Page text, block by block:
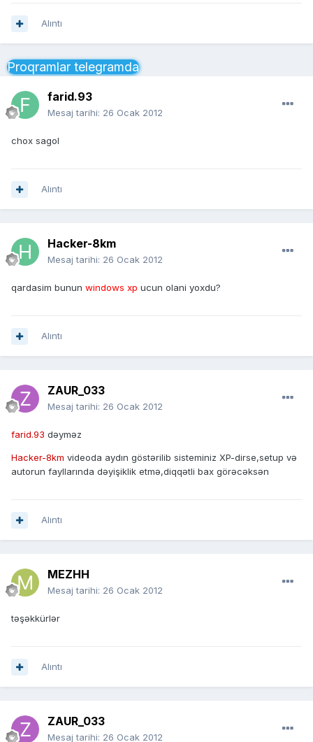
Alıntı
Proqramlar telegramda
farid.93
Mesaj tarihi: 26 Ocak 2012
chox sagol
Alıntı
Hacker-8km
Mesaj tarihi: 26 Ocak 2012
qardasim bunun windows xp ucun olani yoxdu?
Alıntı
ZAUR_033
Mesaj tarihi: 26 Ocak 2012
farid.93 dəyməz
Hacker-8km videoda aydın göstərilib sisteminiz XP-dirse,setup və
autorun fayllarında dəyişiklik etmə,diqqətli bax görəcəksən
Alıntı
MEZHH
Mesaj tarihi: 26 Ocak 2012
təşəkkürlər
Alıntı
ZAUR_033
Mesaj tarihi: 26 Ocak 2012